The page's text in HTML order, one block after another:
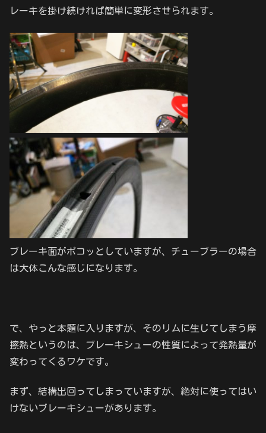
レーキを掛け続ければ簡単に変形させられます。
ブレーキ面がポコッとしていますが、チューブラーの場合
は大体こんな感じになります。
で、やっと本題に入りますが、そのリムに生じてしまう摩
擦熱というのは、ブレーキシューの性質によって発熱量が
変わってくるワケです。
まず、結構出回ってしまっていますが、絶対に使ってはい
けないブレーキシューがあります。